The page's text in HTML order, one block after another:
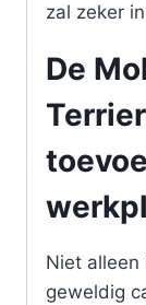
zal zeker
De
Niet alleen
geweldig